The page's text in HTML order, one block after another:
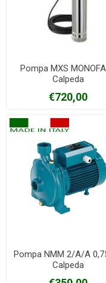
Pompa MXS
Calpeda
€720,00
Pompa NMM 2/A/A
Calpeda